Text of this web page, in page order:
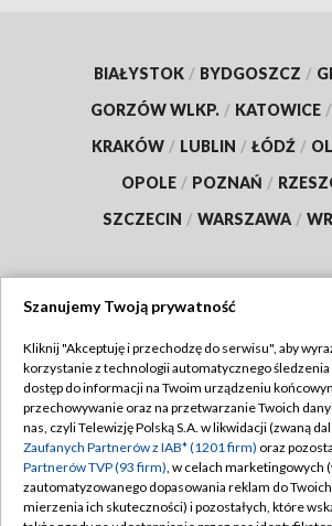
BIAŁYSTOK / BYDGOSZCZ /
GORZÓW WLKP. / KATOWICE /
KRAKÓW / LUBLIN / ŁÓDŹ /
OPOLE / POZNAŃ /
SZCZECIN / WARSZAWA /
TVP
Abonament TVP
Emisja w TVP
Centrum informacji TVP
Naziemna Telewizja Cyfrowa
Regulamin TVP
Polityka
Moje zgody
Pomoc
Szanujemy Twoją prywatność
Kliknij "Akceptuję i przechodzę do serwisu", aby
korzystanie z technologii automatycznego śledzenia
dostęp do informacji na Twoim urządzeniu
przechowywanie oraz na przetwarzanie Twoich
nas, czyli Telewizję Polską S.A. w likwidacji (zwaną
Zaufanych Partnerów z IAB* (1201 firm) oraz
Partnerów TVP (93 firm), w celach marketingowych
zautomatyzowanego dopasowania reklam do
mierzenia ich skuteczności) i pozostałych, które